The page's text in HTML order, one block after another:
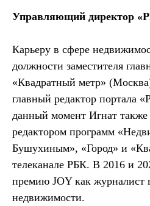
Управляющий директор
Карьеру в сфере
должности заместителя
«Квадратный метр»
главный редактор портала
данный момент Игнат также
редактором программ
Бушухиным», «Город» и
телеканале РБК. В 2016 и
премию JOY как журналист
недвижимости.